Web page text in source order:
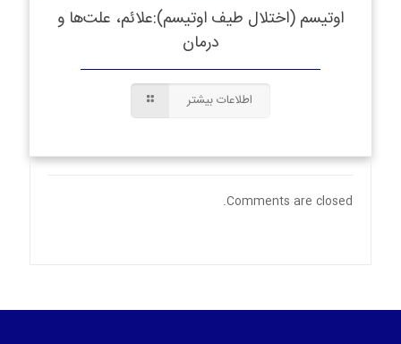
اوتیسم (اختلال طیف اوتیسم):علائم، علت‌ها و
درمان
اطلاعات بیشتر
Comments are closed.